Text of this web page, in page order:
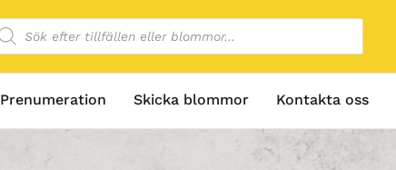
Prenumeration Skicka blommor Kontakta oss